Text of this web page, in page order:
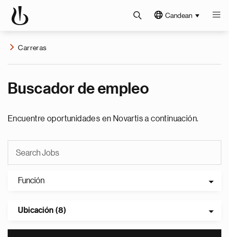
Candean
Carreras
Buscador de empleo
Encuentre oportunidades en Novartis a continuación.
Función
Ubicación (8)